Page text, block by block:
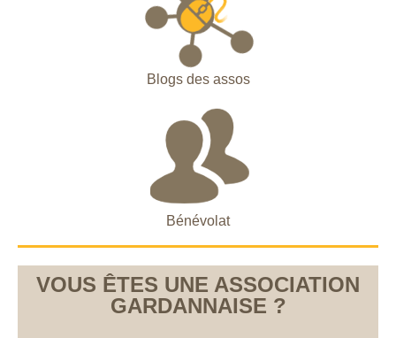
Blogs des assos
Bénévolat
VOUS ÊTES UNE ASSOCIATION
GARDANNAISE ?